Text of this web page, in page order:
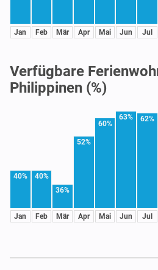
Jan Feb Mär Apr Mai Jun Jul
Verfügbare
Philippinen (%)
40%
Jan
40%
Feb
36%
Mär
52%
Apr
60%
Mai
63%
Jun
62%
Jul